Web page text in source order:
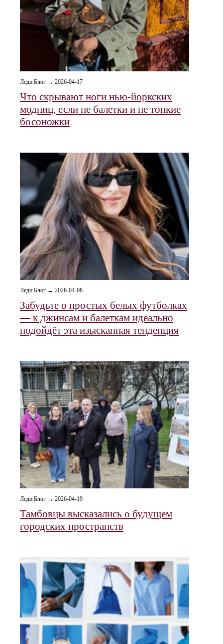
Леди Блог → 2026-04-17
Что скрывают ноги нью-йоркских
модниц, если не балетки и не тонкие
босоножки
Леди Блог → 2026-04-08
Забудьте о простых белых футболках
— к джинсам и балеткам идеально
подойдёт эта изысканная тенденция
Леди Блог → 2026-04-19
Тамбовцы высказались о будущем
городских пространств